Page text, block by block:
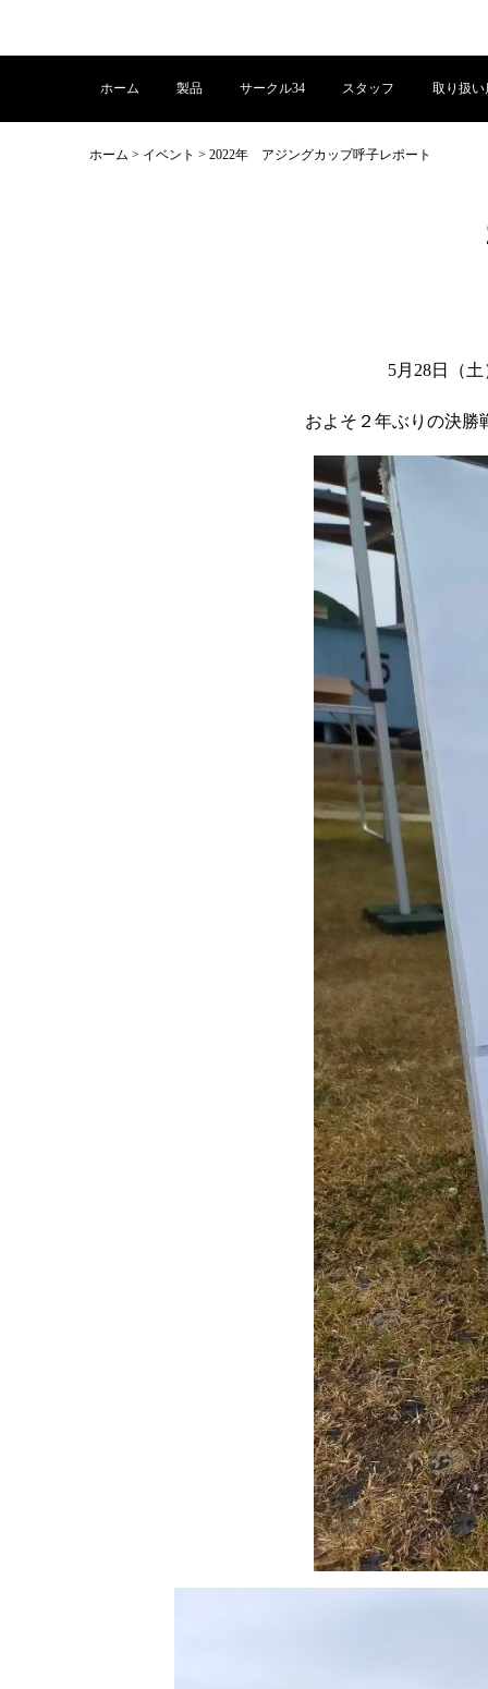
ホーム 製品 サークル34 スタッフ 取り扱い
ホーム > イベント > 2022年 アジングカップ呼子レポート
5月28日（
およそ２年ぶりの決勝